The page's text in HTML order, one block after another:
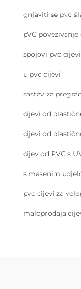
gnjaviti se pvc
pVC povezivanje
spojovi pvc cijevi
u pvc cijevi
sastav za
cijevi od
cijevi od
cijev od PVC s
s masenim
pvc cijevi za
maloprodaja